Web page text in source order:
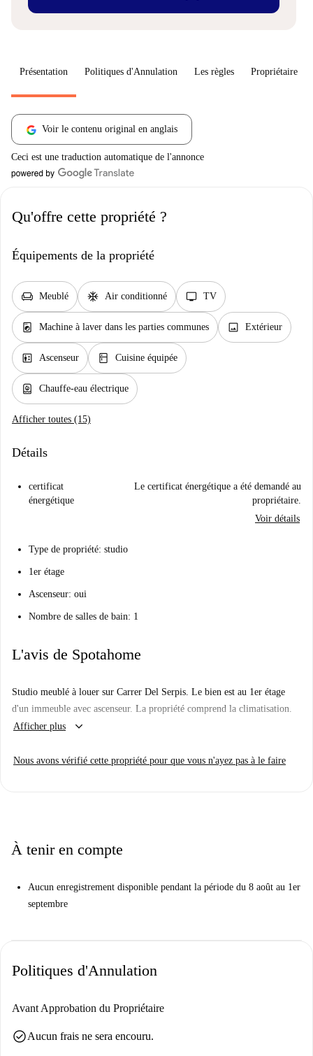
Présentation Politiques d'Annulation Les règles Propriétaire
Voir le contenu original en anglais
Ceci est une traduction automatique de l'annonce
Qu'offre cette propriété ?
Équipements de la propriété
chair Meublé ac_unit Air conditionné tv TV
local_laundry_service Machine à laver dans les parties communes image Extérieur
elevator Ascenseur kitchen Cuisine équipée
water_heater Chauffe-eau électrique
Afficher toutes (15)
Détails
certificat
énergétique
Le certificat énergétique a été demandé au
propriétaire.
Voir détails
Type de propriété: studio
1er étage
Ascenseur: oui
Nombre de salles de bain: 1
L'avis de Spotahome
Studio meublé à louer sur Carrer Del Serpis. Le bien est au 1er étage
d'un immeuble avec ascenseur. La propriété comprend la climatisation.
Afficher plus
keyboard_arrow_down
Nous avons vérifié cette propriété pour que vous n'ayez pas à le faire
À tenir en compte
Aucun enregistrement disponible pendant la période du 8 août au 1er
septembre
Politiques d'Annulation
Avant Approbation du Propriétaire
check_circleAucun frais ne sera encouru.